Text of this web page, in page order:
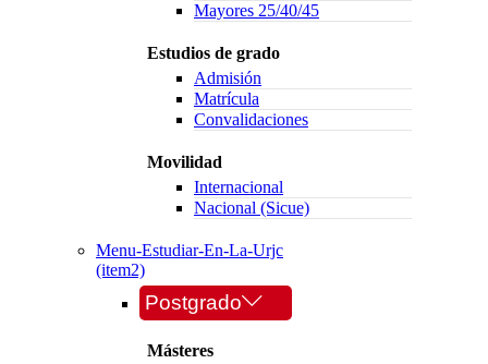
Mayores 25/40/45
Estudios de grado
Admisión
Matrícula
Convalidaciones
Movilidad
Internacional
Nacional (Sicue)
Menu-Estudiar-En-La-Urjc
(item2)
Postgrado
Másteres